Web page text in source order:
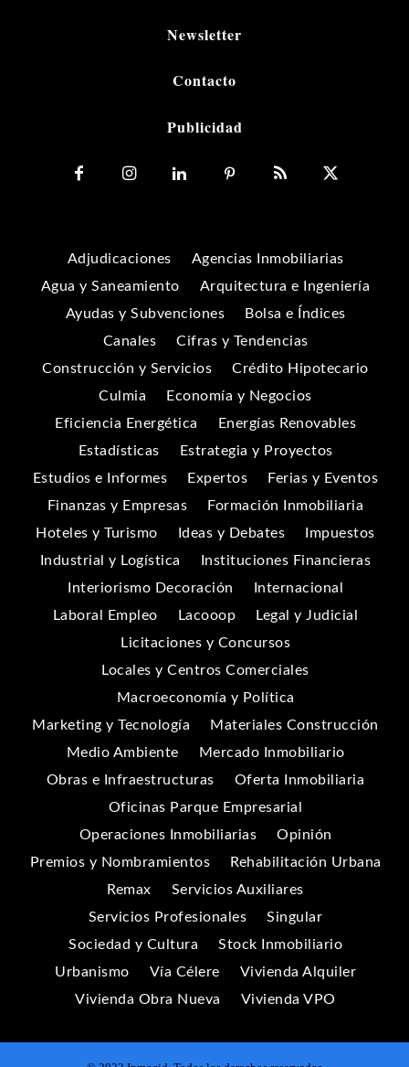
Newsletter
Contacto
Publicidad
Adjudicaciones
Agencias Inmobiliarias
Agua y Saneamiento
Arquitectura e Ingeniería
Ayudas y Subvenciones
Bolsa e Índices
Canales
Cifras y Tendencias
Construcción y Servicios
Crédito Hipotecario
Culmia
Economía y Negocios
Eficiencia Energética
Energías Renovables
Estadísticas
Estrategia y Proyectos
Estudios e Informes
Expertos
Ferias y Eventos
Finanzas y Empresas
Formación Inmobiliaria
Hoteles y Turismo
Ideas y Debates
Impuestos
Industrial y Logística
Instituciones Financieras
Interiorismo Decoración
Internacional
Laboral Empleo
Lacooop
Legal y Judicial
Licitaciones y Concursos
Locales y Centros Comerciales
Macroeconomía y Política
Marketing y Tecnología
Materiales Construcción
Medio Ambiente
Mercado Inmobiliario
Obras e Infraestructuras
Oferta Inmobiliaria
Oficinas Parque Empresarial
Operaciones Inmobiliarias
Opinión
Premios y Nombramientos
Rehabilitación Urbana
Remax
Servicios Auxiliares
Servicios Profesionales
Singular
Sociedad y Cultura
Stock Inmobiliario
Urbanismo
Vía Célere
Vivienda Alquiler
Vivienda Obra Nueva
Vivienda VPO